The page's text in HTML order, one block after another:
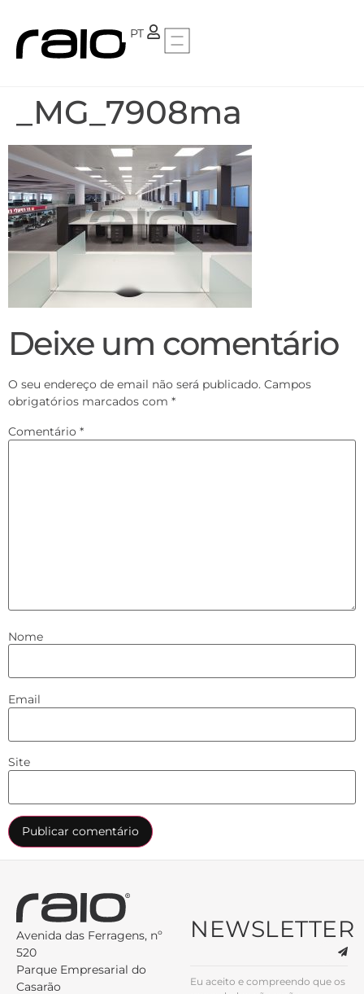
PT
FR
_MG_7908ma
Deixe um comentário
O seu endereço de email não será publicado. Campos
obrigatórios marcados com *
Comentário *
Nome
Email
Site
Avenida das Ferragens, nº
520
Parque Empresarial do
Casarão
NEWSLETTER
Eu aceito e compreendo que os